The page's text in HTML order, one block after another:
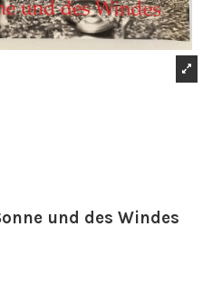
und des Windes